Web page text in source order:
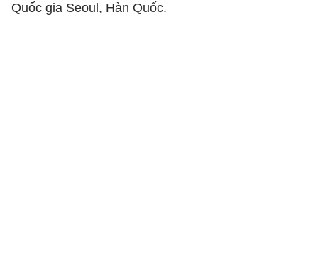
Quốc gia Seoul, Hàn Quốc.